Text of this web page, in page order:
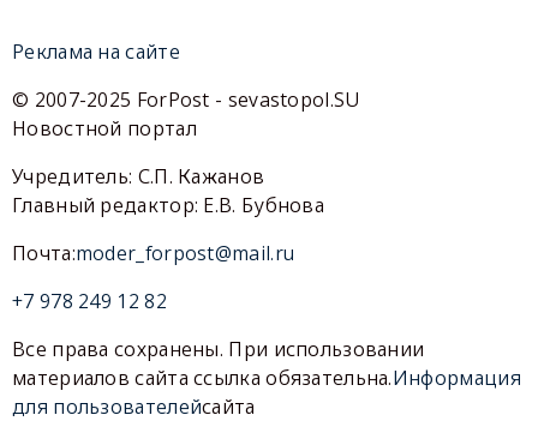
Реклама на сайте
© 2007-2025 ForPost - sevastopol.SU
Новостной портал
Учредитель: С.П. Кажанов
Главный редактор: Е.В. Бубнова
Почта:moder_forpost@mail.ru
+7 978 249 12 82
Все права сохранены. При использовании
материалов сайта ссылка обязательна.Информация
для пользователейсайта